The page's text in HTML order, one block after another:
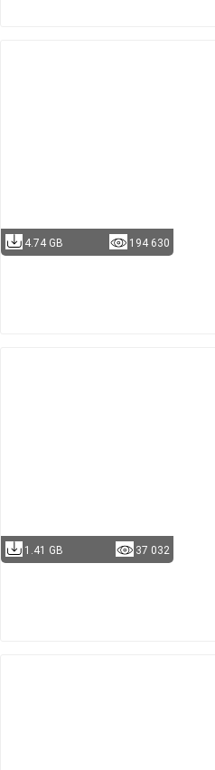
4.74 GB 194 630
1.41 GB 37 032